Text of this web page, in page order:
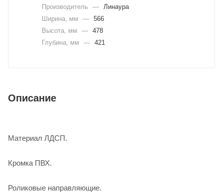
Производитель — Линаура
Ширина, мм
— 566
Высота, мм
— 478
Глубина, мм
— 421
Описание
Материал ЛДСП.
Кромка ПВХ.
Роликовые направляющие.